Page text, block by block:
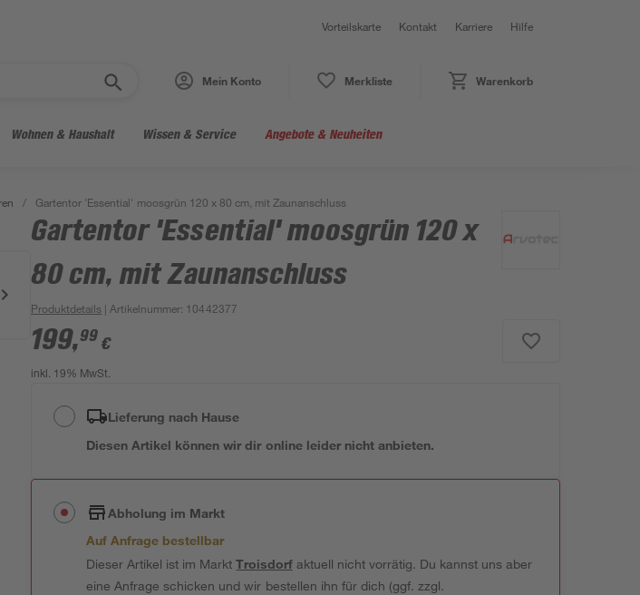
Vorteilskarte Kontakt Karriere Hilfe
Mein Konto Merkliste Warenkorb
Wohnen & Haushalt Wissen & Service Angebote & Neuheiten
/ Gartentor 'Essential' moosgrün 120 x 80 cm, mit Zaunanschluss
Gartentor 'Essential' moosgrün 120 x
80 cm, mit Zaunanschluss
Produktdetails | Artikelnummer: 10442377
199,99 €
inkl. 19% MwSt.
Lieferung nach Hause
Diesen Artikel können wir dir online leider nicht anbieten.
Abholung im Markt
Auf Anfrage bestellbar
Dieser Artikel ist im MarktTroisdorfaktuell nicht vorrätig. Du kannst uns aber
eine Anfrage schicken und wir bestellen ihn für dich (ggf. zzgl.